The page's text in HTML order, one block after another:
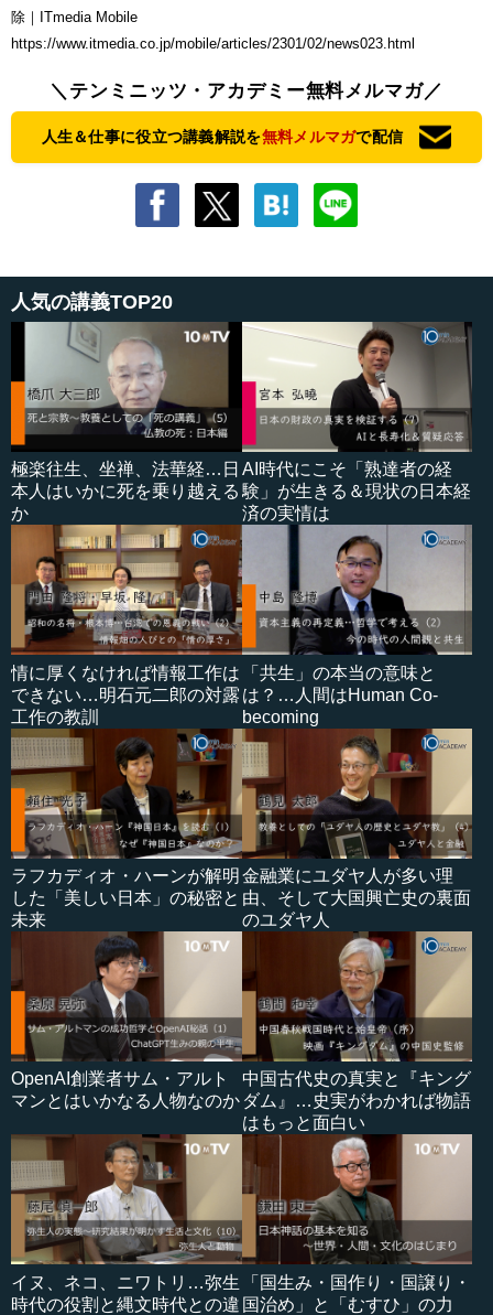
除｜ITmedia Mobile
https://www.itmedia.co.jp/mobile/articles/2301/02/news023.html
＼テンミニッツ・アカデミー無料メルマガ／
人生＆仕事に役立つ講義解説を無料メルマガで配信
人気の講義TOP20
極楽往生、坐禅、法華経…日
本人はいかに死を乗り越える
か
AI時代にこそ「熟達者の経
験」が生きる＆現状の日本経
済の実情は
情に厚くなければ情報工作は
できない…明石元二郎の対露
工作の教訓
「共生」の本当の意味と
は？…人間はHuman Co-
becoming
ラフカディオ・ハーンが解明
した「美しい日本」の秘密と
未来
金融業にユダヤ人が多い理
由、そして大国興亡史の裏面
のユダヤ人
OpenAI創業者サム・アルト
マンとはいかなる人物なのか
中国古代史の真実と『キング
ダム』…史実がわかれば物語
はもっと面白い
イヌ、ネコ、ニワトリ…弥生
時代の役割と縄文時代との違
「国生み・国作り・国譲り・
国治め」と「むすひ」の力